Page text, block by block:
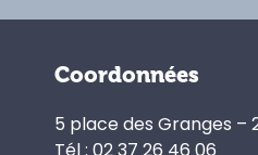
Coordonnées
5 place des Granges –